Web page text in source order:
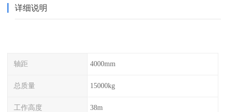
详细说明
轴距 4000mm
总质量 15000kg
工作高度 38m